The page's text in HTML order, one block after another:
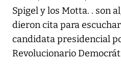
Spigel y los Motta. . son
dieron cita para
candidata presidencial
Revolucionario